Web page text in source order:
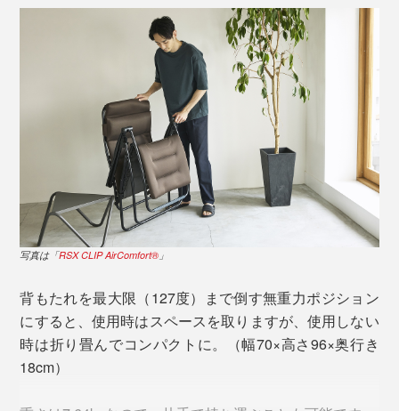
RSX CLIP AirComfort®」
さらに、ふくらはぎが心臓よりも少しだけ高い位置にく
ることで血流をサポート。寛ぎながら足のむくみや疲れ
のケアもできるから、リラックスタイムの定位置になる
はずです。
※写真は廃盤カラーです。現行品のフレームは、すべて「グレー」に変更となりま
クリップはフレームの穴に差し込んで固定するだけなの
で、シートの着脱も簡単。お手入れやシートの交換も手
軽にできます。（※2）
（※2）シートの交換については、カスタマーサービスまでお問い合わせくださ
RSX CLIP AirComfort® 」
横糸2本、縦糸1本で織り込んだ強化織りだから、しっか
りと体を支えてくれて、破損もしにくく耐久性に自信が
あります。
寝転んだ状態での通気性も抜群だから、汗ばむ季節も快
適！
自分の首位置へ自在に動かせるフカフカのヘッドレスト
は、首のカーブにちょうどフィットしてくれて、なんと
も気持ちいい！
写真は「RSX CLIP AirComfort® 」
背もたれを最大限（127度）まで倒す無重力ポジション
にすると、使用時はスペースを取りますが、使用しない
時は折り畳んでコンパクトに。（幅70×高さ96×奥行き
18cm）